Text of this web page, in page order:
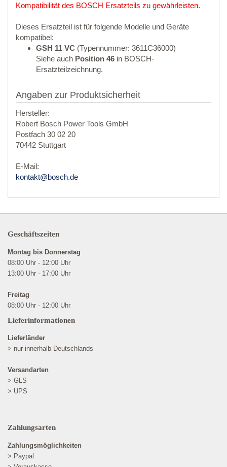
Kompatibilität des BOSCH Ersatzteils zu gewährleisten.
Dieses Ersatzteil ist für folgende Modelle und Geräte
kompatibel:
GSH 11 VC (Typennummer: 3611C36000)
Siehe auch Position 46 in BOSCH-
Ersatzteilzeichnung.
Angaben zur Produktsicherheit
Hersteller:
Robert Bosch Power Tools GmbH
Postfach 30 02 20
70442 Stuttgart
E-Mail:
kontakt@bosch.de
Geschäftszeiten
Montag bis Donnerstag
08:00 Uhr - 12:00 Uhr
13:00 Uhr - 17:00 Uhr
Freitag
08:00 Uhr - 12:00 Uhr
Lieferinformationen
Lieferländer
> nur innerhalb Deutschlands
Versandarten
> GLS
> UPS
Zahlungsarten
Zahlungsmöglichkeiten
> Paypal